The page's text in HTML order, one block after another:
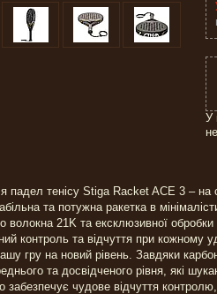
У
падел тенісу Stiga Racket ACE 3 –
та потужна ракетка в
волокна 21K та ексклюзивної
контроль та відчуття при кожному
гру на новий рівень. Завдяки
та досвідченого рівня, які
забезпечує чудове відчуття